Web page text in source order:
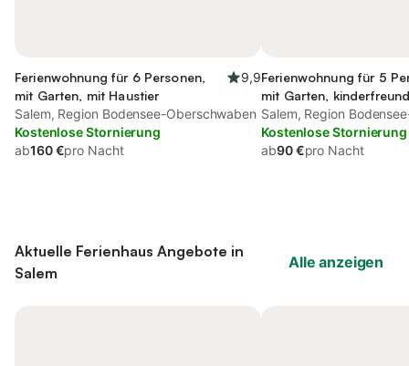
Ferienwohnung für 6 Personen,
mit Garten, mit Haustier
9,9
Salem, Region Bodensee-Oberschwaben
Kostenlose Stornierung
ab160 €pro Nacht
Ferienwohnung für 5
mit Garten,
Salem, Region
Kostenlose Stornierung
ab90 €pro Nacht
Aktuelle Ferienhaus Angebote in
Salem
Alle anzeigen